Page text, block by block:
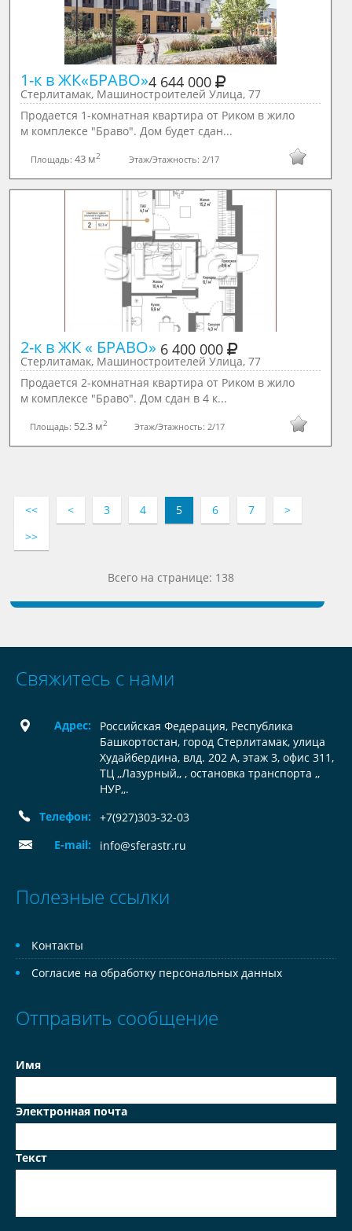
1-к в ЖК«БРАВО»4 644 000
Стерлитамак, Машиностроителей Улица, 77
Продается 1-комнатная квартира от Риком в жило
м комплексе "Браво". Дом будет сдан...
Площадь: 43 м2 Этаж/Этажность: 2/17
2-к в ЖК « БРАВО» 6 400 000
Стерлитамак, Машиностроителей Улица, 77
Продается 2-комнатная квартира от Риком в жило
м комплексе "Браво". Дом сдан в 4 к...
Площадь: 52.3 м2 Этаж/Этажность: 2/17
<< < 3 4 5 6 7
>
>>
Всего на странице: 138
Свяжитесь с нами
Адрес:
Российская Федерация, Республика
Башкортостан, город Стерлитамак, улица
Худайбердина, влд. 202 А, этаж 3, офис 311,
ТЦ ,,Лазурный,, , остановка транспорта ,,
НУР,,.
Телефон:
+7(927)303-32-03
E-mail:
info@sferastr.ru
Полезные ссылки
Контакты
Согласие на обработку персональных данных
Отправить сообщение
Имя
Электронная почта
Текст